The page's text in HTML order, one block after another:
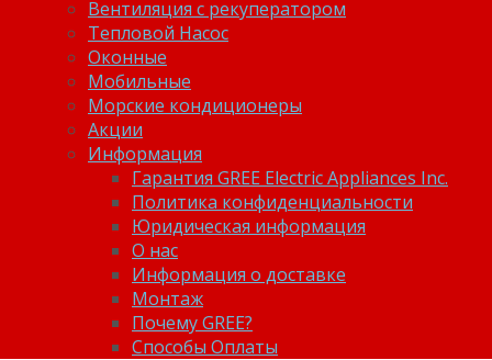
Вентиляция с рекуператором
Тепловой Насос
Оконные
Мобильные
Морские кондиционеры
Акции
Информация
Гарантия GREE Electric Appliances Inc.
Политика конфиденциальности
Юридическая информация
О нас
Информация о доставке
Монтаж
Почему GREE?
Способы Оплаты